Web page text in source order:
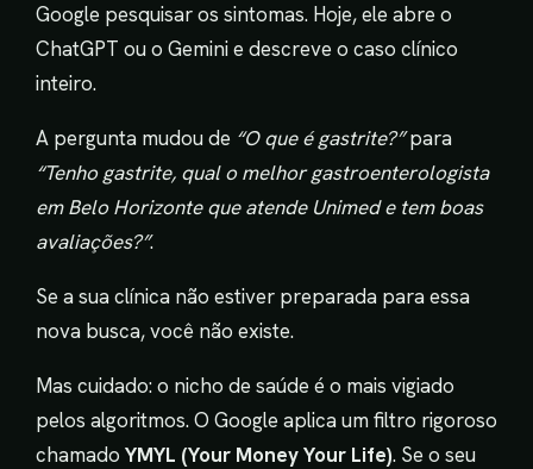
Google pesquisar os sintomas. Hoje, ele abre o
ChatGPT ou o Gemini e descreve o caso clínico
inteiro.
A pergunta mudou de “O que é gastrite?”para
“Tenho gastrite, qual o melhor gastroenterologista
em Belo Horizonte que atende Unimed e tem boas
avaliações?”.
Se a sua clínica não estiver preparada para essa
nova busca, você não existe.
Mas cuidado: o nicho de saúde é o mais vigiado
pelos algoritmos. O Google aplica um filtro rigoroso
chamado YMYL (Your Money Your Life). Se o seu